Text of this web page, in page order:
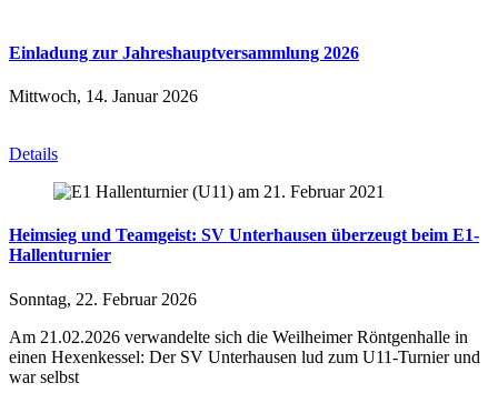
Einladung zur Jahreshauptversammlung 2026
Mittwoch, 14. Januar 2026
Details
Heimsieg und Teamgeist: SV Unterhausen überzeugt beim E1-
Hallenturnier
Sonntag, 22. Februar 2026
Am 21.02.2026 verwandelte sich die Weilheimer Röntgenhalle in
einen Hexenkessel: Der SV Unterhausen lud zum U11-Turnier und
war selbst